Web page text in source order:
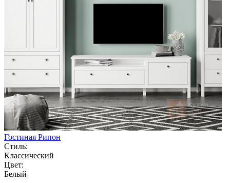
Гостиная Рипон
Стиль:
Классический
Цвет:
Белый